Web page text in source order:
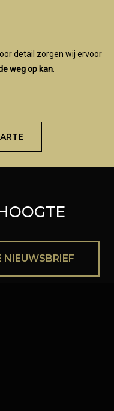
detail zorgen wij ervoor
weg op kan.
NIEUWSBRIEF